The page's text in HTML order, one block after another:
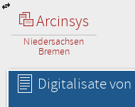
Arcinsys
Niedersachsen
Bremen
Digitalisate von